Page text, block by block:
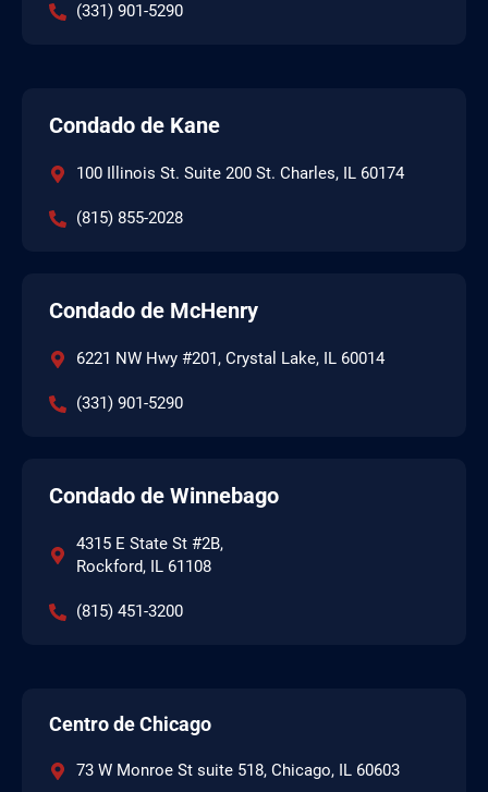
(331) 901-5290
Condado de Kane
100 Illinois St. Suite 200 St. Charles, IL 60174
(815) 855-2028
Condado de McHenry
6221 NW Hwy #201, Crystal Lake, IL 60014
(331) 901-5290
Condado de Winnebago
4315 E State St #2B,
Rockford, IL 61108
(815) 451-3200
Centro de Chicago
73 W Monroe St suite 518, Chicago, IL 60603